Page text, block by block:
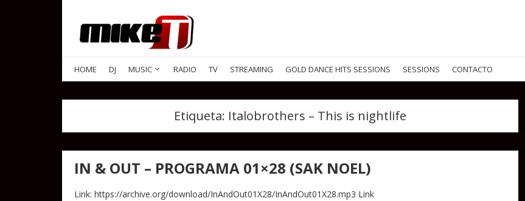
HOME DJ MUSIC RADIO TV STREAMING GOLD DANCE HITS SESSIONS SESSIONS CONTACTO
Etiqueta: Italobrothers – This is nightlife
IN & OUT – PROGRAMA 01×28 (SAK NOEL)
Link: https://archive.org/download/InAndOut01X28/InAndOut01X28.mp3 Link